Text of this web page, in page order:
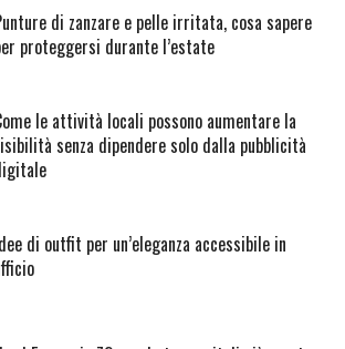
di zanzare e pelle irritata, cosa sapere
proteggersi durante l’estate
le attività locali possono aumentare la
senza dipendere solo dalla pubblicità
di outfit per un’eleganza accessibile in